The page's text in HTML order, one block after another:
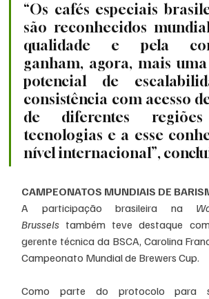
“Os cafés especiais
são reconhecidos
qualidade e pela
ganham, agora, mais
potencial de
consistência com acesso
de diferentes
tecnologias e a esse
nível internacional”,
CAMPEONATOS MUNDIAIS DE
A participação brasileira na
Brussels também teve destaque
gerente técnica da BSCA, Carolina
Campeonato Mundial de Brewers Cup.
Como parte do protocolo para